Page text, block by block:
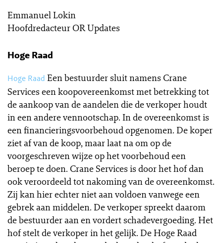
Emmanuel Lokin
Hoofdredacteur OR Updates
Hoge Raad
Hoge Raad Een bestuurder sluit namens Crane
Services een koopovereenkomst met betrekking tot
de aankoop van de aandelen die de verkoper houdt
in een andere vennootschap. In de overeenkomst is
een financieringsvoorbehoud opgenomen. De koper
ziet af van de koop, maar laat na om op de
voorgeschreven wijze op het voorbehoud een
beroep te doen. Crane Services is door het hof dan
ook veroordeeld tot nakoming van de overeenkomst.
Zij kan hier echter niet aan voldoen vanwege een
gebrek aan middelen. De verkoper spreekt daarom
de bestuurder aan en vordert schadevergoeding. Het
hof stelt de verkoper in het gelijk. De Hoge Raad